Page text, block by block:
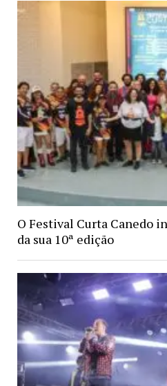
O Festival Curta Canedo
da sua 10ª edição